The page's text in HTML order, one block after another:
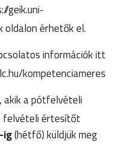
geik.uni-
oldalon érhetők el.
információk itt
kompetenciameres
akik a pótfelvételi
felvételi értesítőt
ig(hétfő) küldjük meg